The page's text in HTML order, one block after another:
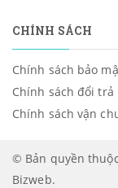
CHÍNH SÁCH
Chính sách bảo
Chính sách đổi trả
Chính sách vận
© Bản quyền
Bizweb.